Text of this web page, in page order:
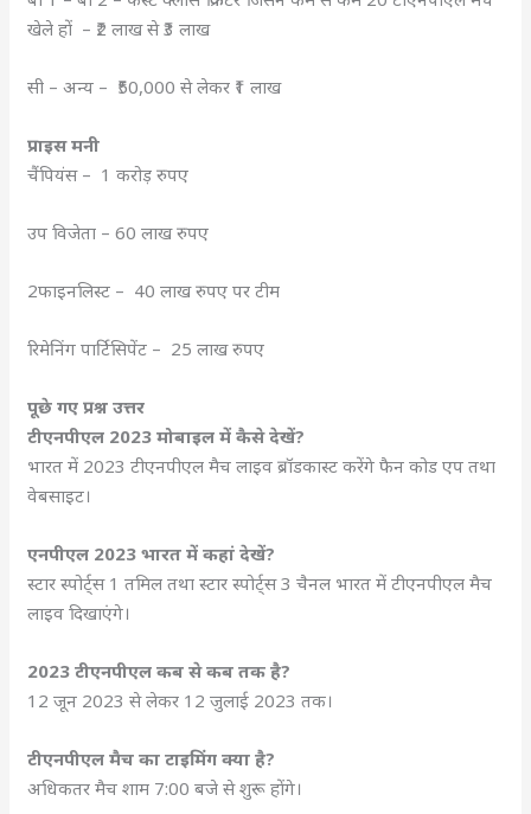
खेले हों – ₹2 लाख से ₹3 लाख
सी – अन्य – ₹50,000 से लेकर ₹1 लाख
प्राइस मनी
चैंपियंस – 1 करोड़ रुपए
उप विजेता – 60 लाख रुपए
2फाइनलिस्ट – 40 लाख रुपए पर टीम
रिमेनिंग पार्टिसिपेंट – 25 लाख रुपए
पूछे गए प्रश्न उत्तर
टीएनपीएल 2023 मोबाइल में कैसे देखें?
भारत में 2023 टीएनपीएल मैच लाइव ब्रॉडकास्ट करेंगे फैन कोड एप तथा
वेबसाइट।
एनपीएल 2023 भारत में कहां देखें?
स्टार स्पोर्ट्स 1 तमिल तथा स्टार स्पोर्ट्स 3 चैनल भारत में टीएनपीएल मैच
लाइव दिखाएंगे।
2023 टीएनपीएल कब से कब तक है?
12 जून 2023 से लेकर 12 जुलाई 2023 तक।
टीएनपीएल मैच का टाइमिंग क्या है?
अधिकतर मैच शाम 7:00 बजे से शुरू होंगे।